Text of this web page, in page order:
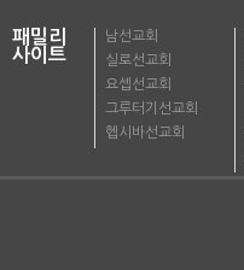
패밀리
사이트
남선교회
실로선교회
요셉선교회
그루터기선교회
헵시바선교회